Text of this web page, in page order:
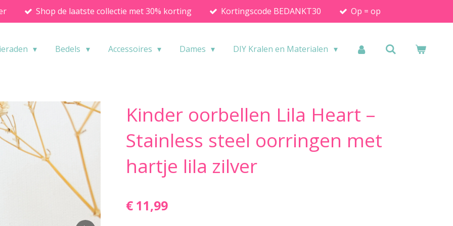
Shop de laatste collectie met 30% korting Kortingscode BEDANKT30 Op = op
Bedels Accessoires Dames DIY Kralen en Materialen
Kinder oorbellen Lila Heart –
Stainless steel oorringen met
hartje lila zilver
€ 11,99